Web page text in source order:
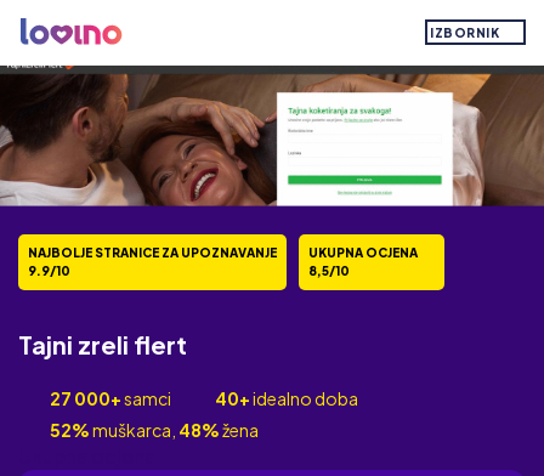
IZBORNIK
NAJBOLJE STRANICE ZA UPOZNAVANJE
9.9/10
UKUPNA OCJENA
8,5/10
Tajni zreli flert
27 000+samci 40+idealno doba
52%muškarca, 48%žena